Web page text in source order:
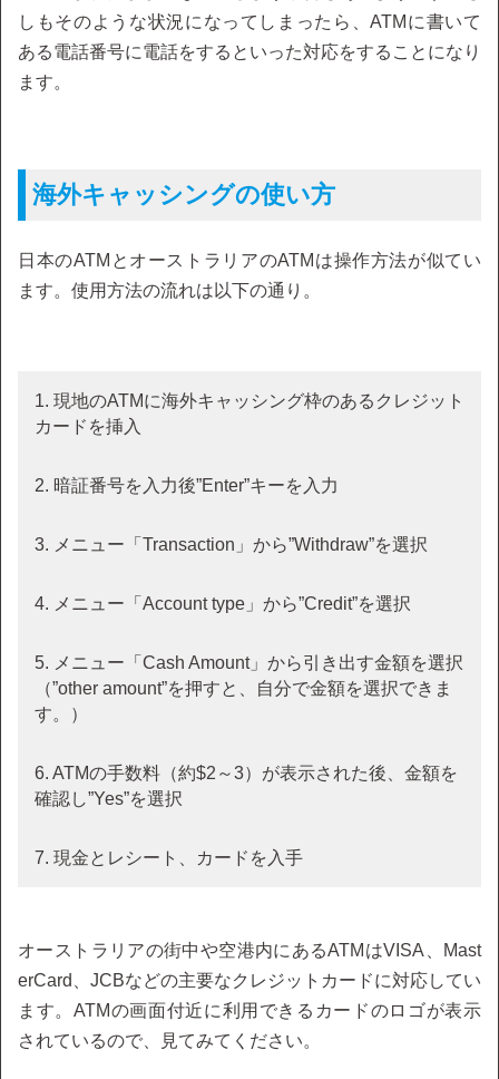
しもそのような状況になってしまったら、ATMに書いて
ある電話番号に電話をするといった対応をすることになり
ます。
海外キャッシングの使い方
日本のATMとオーストラリアのATMは操作方法が似てい
ます。使用方法の流れは以下の通り。
1. 現地のATMに海外キャッシング枠のあるクレジット
カードを挿入
2. 暗証番号を入力後”Enter”キーを入力
3. メニュー「Transaction」から”Withdraw”を選択
4. メニュー「Account type」から”Credit”を選択
5. メニュー「Cash Amount」から引き出す金額を選択
（”other amount”を押すと、自分で金額を選択できま
す。）
6. ATMの手数料（約$2～3）が表示された後、金額を
確認し”Yes”を選択
7. 現金とレシート、カードを入手
オーストラリアの街中や空港内にあるATMはVISA、Mast
erCard、JCBなどの主要なクレジットカードに対応してい
ます。ATMの画面付近に利用できるカードのロゴが表示
されているので、見てみてください。